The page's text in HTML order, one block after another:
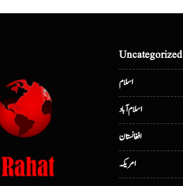
Uncategorized
اسلام
اسلام آباد
افغانستان
امریکہ